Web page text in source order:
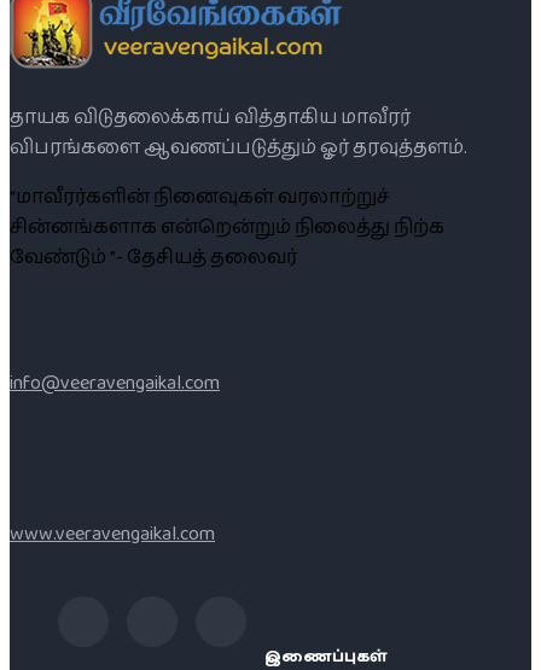
தாயக விடுதலைக்காய் வித்தாகிய மாவீரர்
விபரங்களை ஆவணப்படுத்தும் ஓர் தரவுத்தளம்.
“மாவீரர்களின் நினைவுகள் வரலாற்றுச்
சின்னங்களாக என்றென்றும் நிலைத்து நிற்க
வேண்டும் ”- தேசியத் தலைவர்
info@veeravengaikal.com
www.veeravengaikal.com
இணைப்புகள்